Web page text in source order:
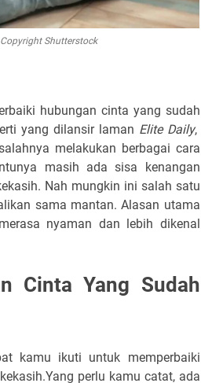
Shutterstock
hubungan cinta yang sudah
yang dilansir laman Elite Daily,
melakukan berbagai cara
masih ada sisa kenangan
Nah mungkin ini salah satu
sama mantan. Alasan utama
nyaman dan lebih dikenal
Cinta Yang Sudah
kamu ikuti untuk memperbaiki
perlu kamu catat, ada